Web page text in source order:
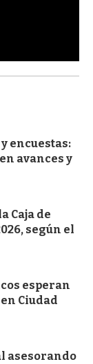
encuestas:
avances y
Caja de
según el
esperan
Ciudad
asesorando